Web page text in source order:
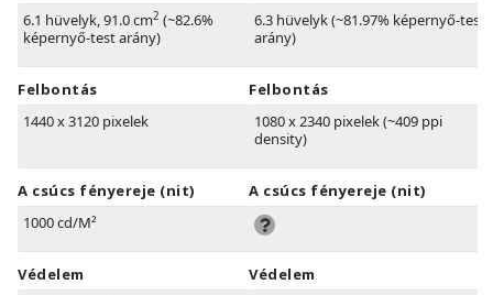
6.1 hüvelyk, 91.0 cm2 (~82.6%
képernyő-test arány)
Felbontás
1440 x 3120 pixelek
A csúcs fényereje (nit)
1000 cd/M²
Védelem
6.3 hüvelyk (~81.97% képernyő-test
arány)
Felbontás
1080 x 2340 pixelek (~409 ppi
density)
A csúcs fényereje (nit)
Védelem